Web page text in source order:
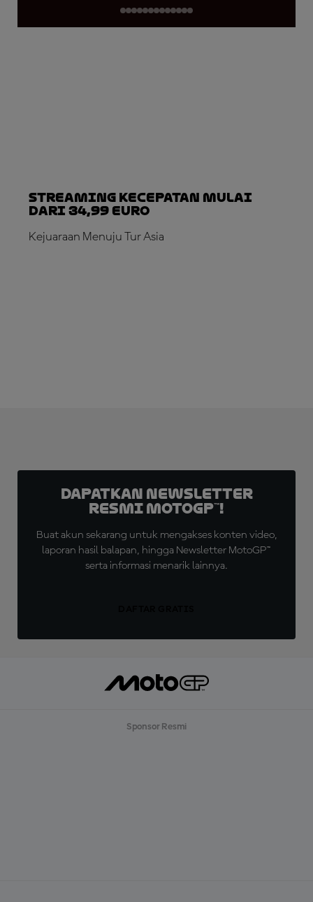
Streaming Kecepatan Mulai
dari 34,99 Euro
Kejuaraan Menuju Tur Asia
Dapatkan Newsletter
Resmi MotoGP™!
Buat akun sekarang untuk mengakses konten video,
laporan hasil balapan, hingga Newsletter MotoGP™
serta informasi menarik lainnya.
Sponsor Resmi